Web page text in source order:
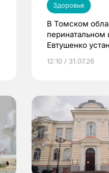
Здоровье
В Томском
перинатальном
Евтушенко
12:10 / 31.07.26